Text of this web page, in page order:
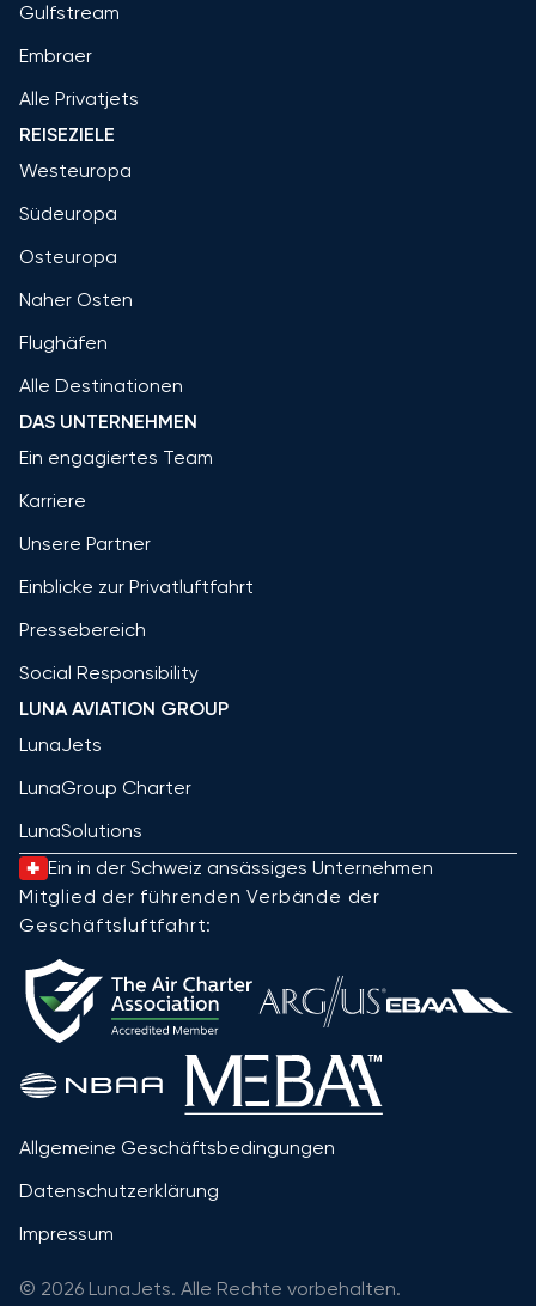
Gulfstream
Embraer
Alle Privatjets
REISEZIELE
Westeuropa
Südeuropa
Osteuropa
Naher Osten
Flughäfen
Alle Destinationen
DAS UNTERNEHMEN
Ein engagiertes Team
Karriere
Unsere Partner
Einblicke zur Privatluftfahrt
Pressebereich
Social Responsibility
LUNA AVIATION GROUP
LunaJets
LunaGroup Charter
LunaSolutions
Ein in der Schweiz ansässiges Unternehmen
Mitglied der führenden Verbände der
Geschäftsluftfahrt:
Allgemeine Geschäftsbedingungen
Datenschutzerklärung
Impressum
© 2026 LunaJets. Alle Rechte vorbehalten.